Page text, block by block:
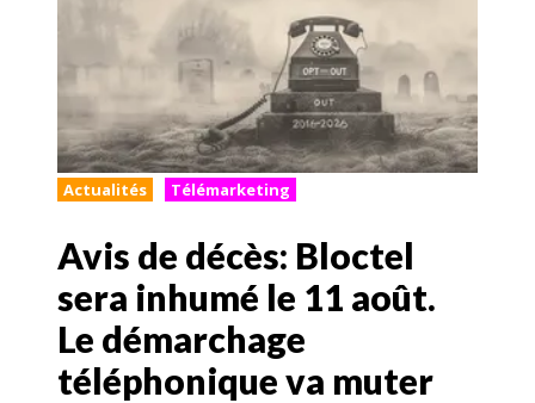
Actualités Télémarketing
Avis de décès: Bloctel
sera inhumé le 11 août.
Le démarchage
téléphonique va muter